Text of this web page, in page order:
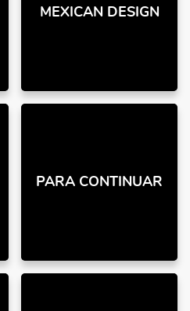
MEXICAN DESIGN
PARA CONTINUAR